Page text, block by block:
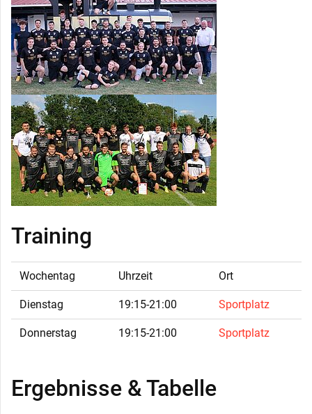
Training
Wochentag Uhrzeit Ort
Dienstag 19:15-21:00 Sportplatz
Donnerstag 19:15-21:00 Sportplatz
Ergebnisse & Tabelle